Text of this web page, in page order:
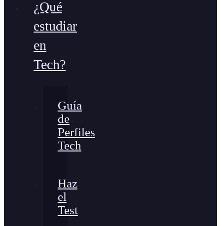
¿Qué
estudiar
en
Tech?
Guía
de
Perfiles
Tech
Haz
el
Test